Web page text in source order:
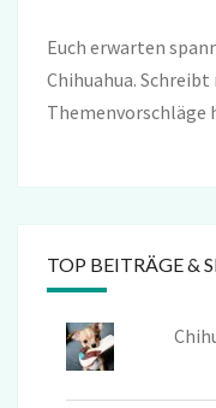
Euch erwarten
Chihuahua.
Themenvorschläge
TOP BEITRÄGE &